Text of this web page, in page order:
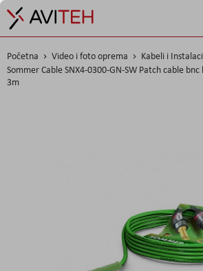
Početna Video i foto oprema
Kabeli i
Sommer Cable SNX4-0300-GN-SW Patch cable
3m